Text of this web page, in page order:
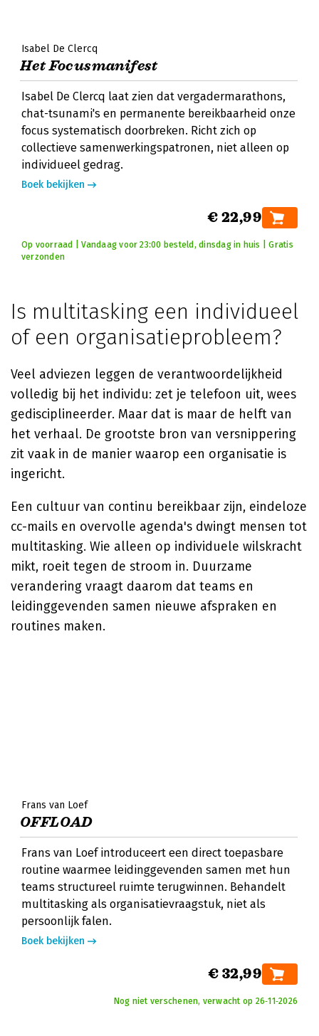
Isabel De Clercq
Het Focusmanifest
Isabel De Clercq laat zien dat vergadermarathons,
chat-tsunami's en permanente bereikbaarheid onze
focus systematisch doorbreken. Richt zich op
collectieve samenwerkingspatronen, niet alleen op
individueel gedrag.
Boek bekijken
€ 22,99
Op voorraad | Vandaag voor 23:00 besteld, dinsdag in huis | Gratis
verzonden
Is multitasking een individueel
of een organisatieprobleem?
Veel adviezen leggen de verantwoordelijkheid
volledig bij het individu: zet je telefoon uit, wees
gedisciplineerder. Maar dat is maar de helft van
het verhaal. De grootste bron van versnippering
zit vaak in de manier waarop een organisatie is
ingericht.
Een cultuur van continu bereikbaar zijn, eindeloze
cc-mails en overvolle agenda's dwingt mensen tot
multitasking. Wie alleen op individuele wilskracht
mikt, roeit tegen de stroom in. Duurzame
verandering vraagt daarom dat teams en
leidinggevenden samen nieuwe afspraken en
routines maken.
Frans van Loef
OFFLOAD
Frans van Loef introduceert een direct toepasbare
routine waarmee leidinggevenden samen met hun
teams structureel ruimte terugwinnen. Behandelt
multitasking als organisatievraagstuk, niet als
persoonlijk falen.
Boek bekijken
€ 32,99
Nog niet verschenen, verwacht op 26‑11‑2026